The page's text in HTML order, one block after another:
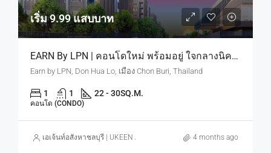
เริ่ม 9.99 แสบบาท
EARN By LPN | คอนโดใหม่ พร้อมอยู่ ใจกลางนิคมอมตะ ดีมานด์คนทำงานนิคม มีจริงตลอดปี เริ่ม 9.9 แสบบาท
Earn by LPN, Don Hua Lo, เมือง Chon Buri, Thailand
1 1 22 - 30SQ.M.
คอนโด (CONDO)
เอเจ้นท์อสังหาชลบุรี | UKEEN ASSET CO., LTD. 4 months ago